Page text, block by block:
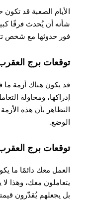
الأيام الصعبة قد
شأنه أن يُحدث فرقًا
فور حدوثها مع شخص
توقعات برج
قد يكون هناك أزمة ما
إدراكها، ومحاولة
التظاهر بأن هذه
الوضع.
توقعات برج
العمل معك دائمًا ما
يتعاملون معك، وهذا
بل يجعلهم يُقدّرون